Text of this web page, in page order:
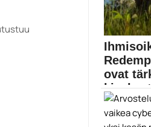
ovat
Peliyhteisö
kohdella